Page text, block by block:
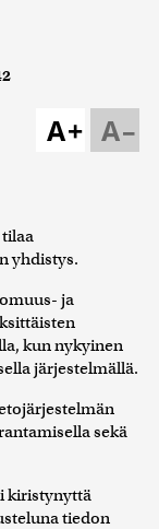
A–
A+
yhdistys.
ja
kun nykyinen
järjestelmällä.
sekä
kiristynyttä
tiedon